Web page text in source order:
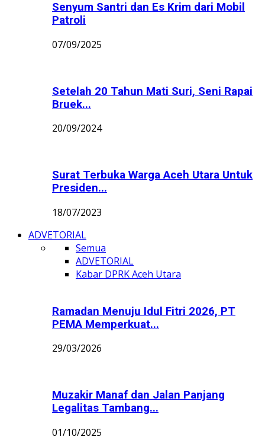
Senyum Santri dan Es Krim dari Mobil
Patroli
07/09/2025
Setelah 20 Tahun Mati Suri, Seni Rapai
Bruek...
20/09/2024
Surat Terbuka Warga Aceh Utara Untuk
Presiden...
18/07/2023
ADVETORIAL
Semua
ADVETORIAL
Kabar DPRK Aceh Utara
Ramadan Menuju Idul Fitri 2026, PT
PEMA Memperkuat...
29/03/2026
Muzakir Manaf dan Jalan Panjang
Legalitas Tambang...
01/10/2025